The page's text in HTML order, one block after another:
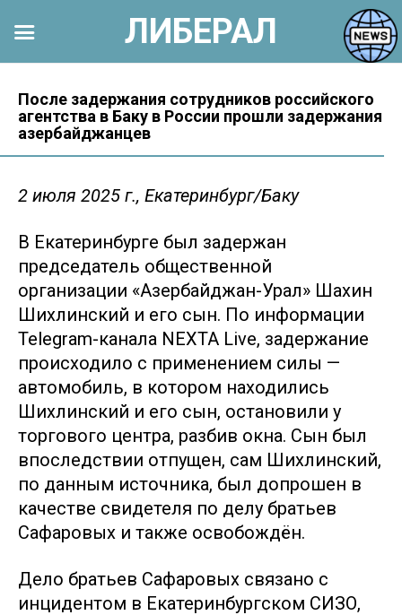
контенту
После задержания сотрудников российского
агентства в Баку в России прошли задержания
азербайджанцев
2 июля 2025 г., Екатеринбург/Баку
В Екатеринбурге был задержан
председатель общественной
организации «Азербайджан-Урал» Шахин
Шихлинский и его сын. По информации
Telegram-канала NEXTA Live, задержание
происходило с применением силы —
автомобиль, в котором находились
Шихлинский и его сын, остановили у
торгового центра, разбив окна. Сын был
впоследствии отпущен, сам Шихлинский,
по данным источника, был допрошен в
качестве свидетеля по делу братьев
Сафаровых и также освобождён.
Дело братьев Сафаровых связано с
инцидентом в Екатеринбургском СИЗО,
ЛИБЕРАЛ